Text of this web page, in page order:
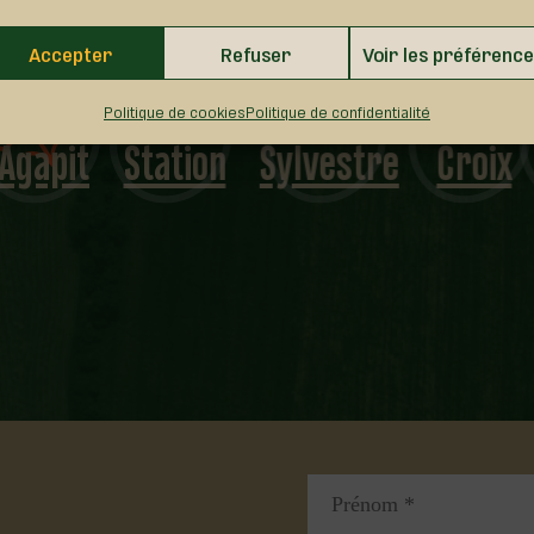
Accepter Refuser Voir les
Politique de cookiesPolitique de confidentialité
Laurier-
Station
Saint-
Sylvestre
Sainte-
Croix Alain